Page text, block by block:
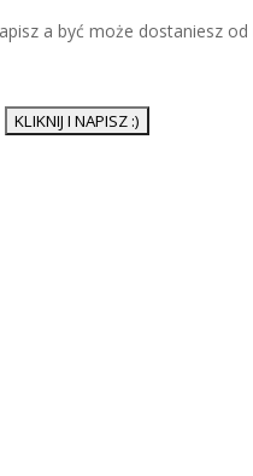
a być może dostaniesz